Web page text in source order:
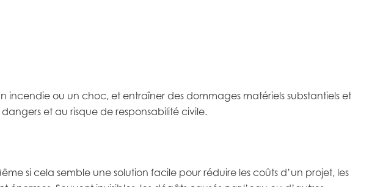
incendie ou un choc, et entraîner des dommages matériels substantiels et
et au risque de responsabilité civile.
si cela semble une solution facile pour réduire les coûts d’un projet, les